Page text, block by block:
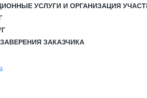
УСЛУГИ И ОРГАНИЗАЦИЯ
ЗАКАЗЧИКА